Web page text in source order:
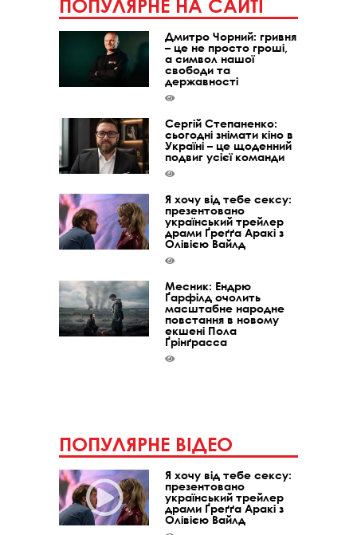
ПОПУЛЯРНЕ НА САЙТІ
Дмитро Чорний: гривня
– це не просто гроші,
а символ нашої
свободи та
державності
Сергій Степаненко:
сьогодні знімати кіно в
Україні – це щоденний
подвиг усієї команди
Я хочу від тебе сексу:
презентовано
український трейлер
драми Ґреґґа Аракі з
Олівією Вайлд
Месник: Ендрю
Ґарфілд очолить
масштабне народне
повстання в новому
екшені Пола
Ґрінґрасса
ПОПУЛЯРНЕ ВІДЕО
Я хочу від тебе сексу:
презентовано
український трейлер
драми Ґреґґа Аракі з
Олівією Вайлд